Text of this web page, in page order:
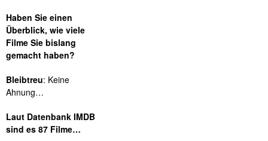
Haben Sie einen
Überblick, wie viele
Filme Sie bislang
gemacht haben?
Bleibtreu: Keine
Ahnung…
Laut Datenbank IMDB
sind es 87 Filme…